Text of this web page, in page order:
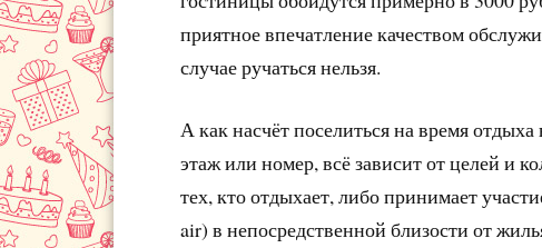
приятное впечатление качеством
случае ручаться нельзя.
А как насчёт поселиться на время отдыха
этаж или номер, всё зависит от целей и
тех, кто отдыхает, либо принимает
air) в непосредственной близости от